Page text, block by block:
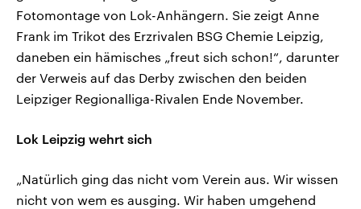
Fotomontage von Lok-Anhängern. Sie zeigt Anne
Frank im Trikot des Erzrivalen BSG Chemie Leipzig,
daneben ein hämisches „freut sich schon!“, darunter
der Verweis auf das Derby zwischen den beiden
Leipziger Regionalliga-Rivalen Ende November.
Lok Leipzig wehrt sich
„Natürlich ging das nicht vom Verein aus. Wir wissen
nicht von wem es ausging. Wir haben umgehend